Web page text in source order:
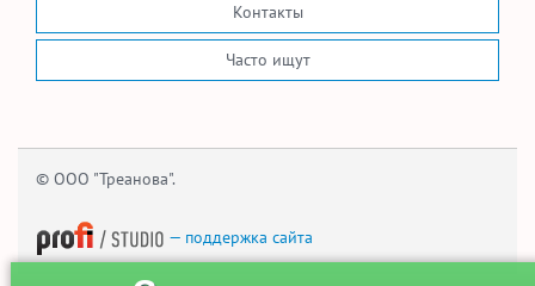
Контакты
Часто ищут
© ООО "Треанова".
— поддержка сайта